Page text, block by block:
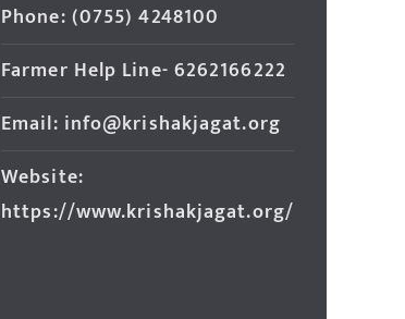
Phone: (0755) 4248100
Farmer Help Line- 6262166222
Email: info@krishakjagat.org
Website:
https://www.krishakjagat.org/